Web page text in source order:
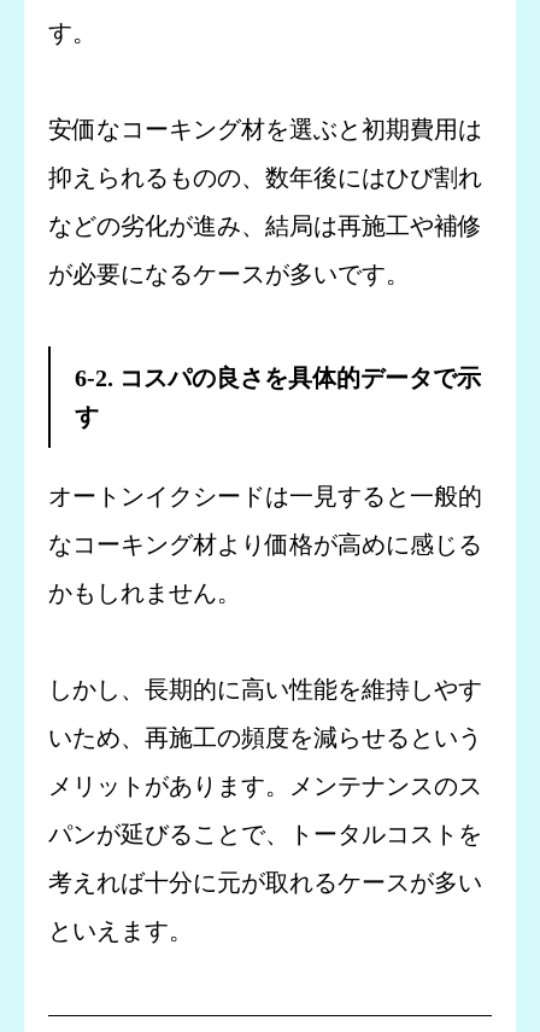
す。
安価なコーキング材を選ぶと初期費用は
抑えられるものの、数年後にはひび割れ
などの劣化が進み、結局は再施工や補修
が必要になるケースが多いです。
6-2. コスパの良さを具体的データで示
す
オートンイクシードは一見すると一般的
なコーキング材より価格が高めに感じる
かもしれません。
しかし、長期的に高い性能を維持しやす
いため、再施工の頻度を減らせるという
メリットがあります。メンテナンスのス
パンが延びることで、トータルコストを
考えれば十分に元が取れるケースが多い
といえます。